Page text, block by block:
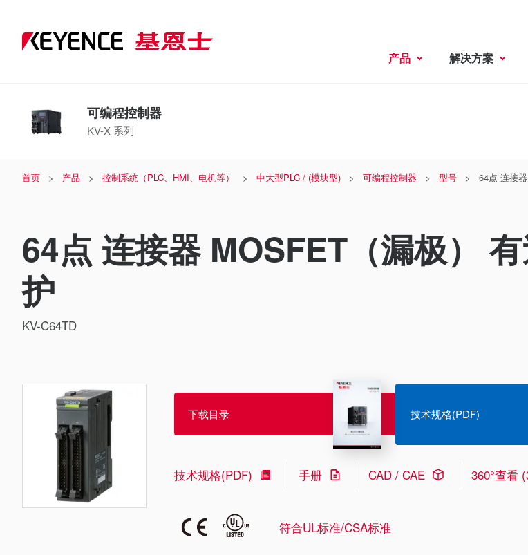
产品 解决方案
可编程控制器
KV-X 系列
首页 产品 控制系统（PLC、HMI、电机等） 中大型PLC / (模块型) 可编程控制器 型号 64点 连接
64点 连接器 MOSFET（漏极）
护
KV-C64TD
下载目录 技术规格(PDF)
技术规格(PDF) 手册 CAD / CAE 360°查看
符合UL标准/CSA标准